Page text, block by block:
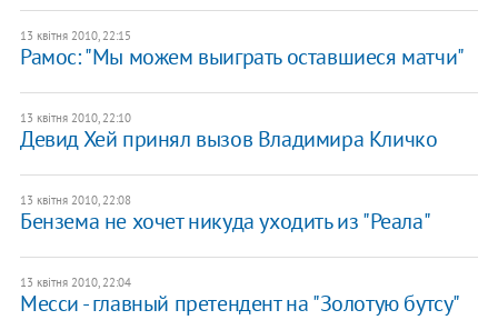
13 квітня 2010, 22:15
Рамос: "Мы можем выиграть оставшиеся матчи"
13 квітня 2010, 22:10
Девид Хей принял вызов Владимира Кличко
13 квітня 2010, 22:08
Бензема не хочет никуда уходить из "Реала"
13 квітня 2010, 22:04
Месси - главный претендент на "Золотую бутсу"